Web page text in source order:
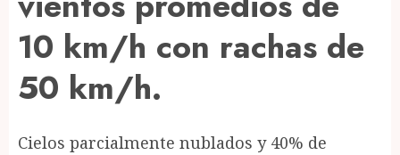
10 km/h con rachas de
50 km/h.
Cielos parcialmente nublados y 40% de